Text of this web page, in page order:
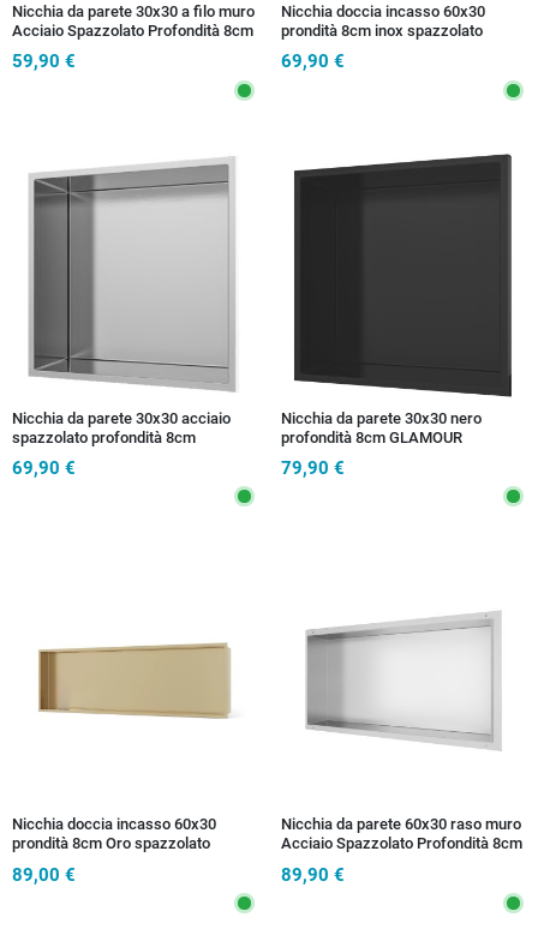
Nicchia da parete 30x30 a filo muro
Acciaio Spazzolato Profondità 8cm
59,90 €
Nicchia doccia incasso 60x30
prondità 8cm inox spazzolato
GLAMOUR
69,90 €
Nicchia da parete 30x30 acciaio
spazzolato profondità 8cm
69,90 €
Nicchia da parete 30x30 nero
profondità 8cm GLAMOUR
79,90 €
Nicchia doccia incasso 60x30
prondità 8cm Oro spazzolato
89,00 €
Nicchia da parete 60x30 raso muro
Acciaio Spazzolato Profondità 8cm
89,90 €